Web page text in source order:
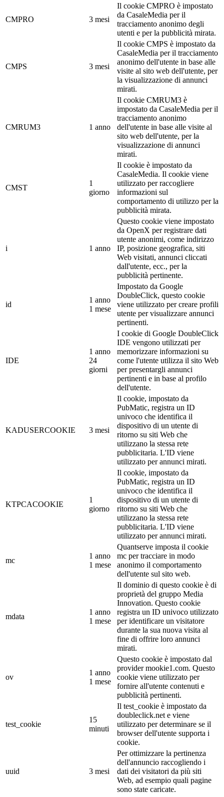
CMPRO 3 mesi
Il cookie CMPRO è impostato
da CasaleMedia per il
tracciamento anonimo degli
utenti e per la pubblicità mirata.
CMPS 3 mesi
Il cookie CMPS è impostato da
CasaleMedia per il tracciamento
anonimo dell'utente in base alle
visite al sito web dell'utente, per
la visualizzazione di annunci
mirati.
CMRUM3 1 anno
Il cookie CMRUM3 è
impostato da CasaleMedia per il
tracciamento anonimo
dell'utente in base alle visite al
sito web dell'utente, per la
visualizzazione di annunci
mirati.
CMST
1
giorno
Il cookie è impostato da
CasaleMedia. Il cookie viene
utilizzato per raccogliere
informazioni sul
comportamento di utilizzo per la
pubblicità mirata.
i 1 anno
Questo cookie viene impostato
da OpenX per registrare dati
utente anonimi, come indirizzo
IP, posizione geografica, siti
Web visitati, annunci cliccati
dall'utente, ecc., per la
pubblicità pertinente.
id
1 anno
1 mese
Impostato da Google
DoubleClick, questo cookie
viene utilizzato per creare profili
utente per visualizzare annunci
pertinenti.
IDE
1 anno
24
giorni
I cookie di Google DoubleClick
IDE vengono utilizzati per
memorizzare informazioni su
come l'utente utilizza il sito Web
per presentargli annunci
pertinenti e in base al profilo
dell'utente.
KADUSERCOOKIE 3 mesi
Il cookie, impostato da
PubMatic, registra un ID
univoco che identifica il
dispositivo di un utente di
ritorno su siti Web che
utilizzano la stessa rete
pubblicitaria. L'ID viene
utilizzato per annunci mirati.
KTPCACOOKIE
1
giorno
Il cookie, impostato da
PubMatic, registra un ID
univoco che identifica il
dispositivo di un utente di
ritorno su siti Web che
utilizzano la stessa rete
pubblicitaria. L'ID viene
utilizzato per annunci mirati.
mc
1 anno
1 mese
Quantserve imposta il cookie
mc per tracciare in modo
anonimo il comportamento
dell'utente sul sito web.
mdata
1 anno
1 mese
Il dominio di questo cookie è di
proprietà del gruppo Media
Innovation. Questo cookie
registra un ID univoco utilizzato
per identificare un visitatore
durante la sua nuova visita al
fine di offrire loro annunci
mirati.
ov
1 anno
1 mese
Questo cookie è impostato dal
provider mookie1.com. Questo
cookie viene utilizzato per
fornire all'utente contenuti e
pubblicità pertinenti.
test_cookie
15
minuti
Il test_cookie è impostato da
doubleclick.net e viene
utilizzato per determinare se il
browser dell'utente supporta i
cookie.
uuid 3 mesi
Per ottimizzare la pertinenza
dell'annuncio raccogliendo i
dati dei visitatori da più siti
Web, ad esempio quali pagine
sono state caricate.